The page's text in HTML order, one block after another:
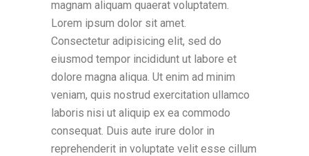
magnam aliquam quaerat voluptatem.
Lorem ipsum dolor sit amet.
Consectetur adipisicing elit, sed do
eiusmod tempor incididunt ut labore et
dolore magna aliqua. Ut enim ad minim
veniam, quis nostrud exercitation ullamco
laboris nisi ut aliquip ex ea commodo
consequat. Duis aute irure dolor in
reprehenderit in voluptate velit esse cillum